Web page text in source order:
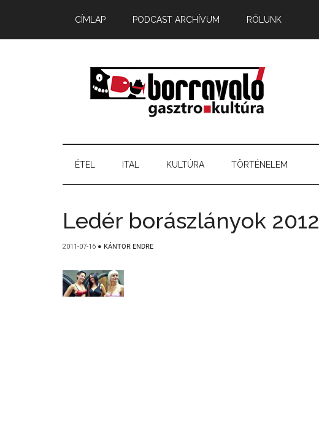
CÍMLAP PODCAST ARCHÍVUM RÓLUNK
ÉTEL ITAL KULTÚRA TÖRTÉNELEM
Ledér borászlányok 2012
2011-07-16 ● KÁNTOR ENDRE